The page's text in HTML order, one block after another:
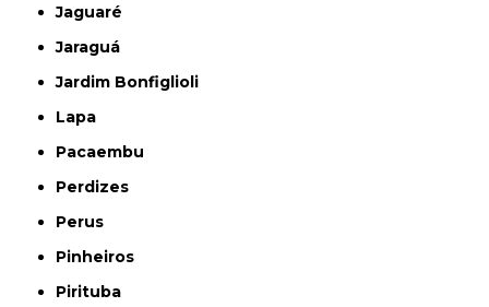
Jaguaré
Jaraguá
Jardim Bonfiglioli
Lapa
Pacaembu
Perdizes
Perus
Pinheiros
Pirituba